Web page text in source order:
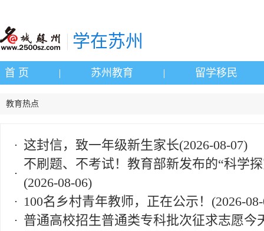
学在苏州
首 页 苏州教育 留学移民
教育热点
这封信，致一年级新生家长(2026-08-07)
不刷题、不考试！教育部新发布的“科学
(2026-08-06)
100名乡村青年教师，正在公示！ (2026-
普通高校招生普通类专科批次征求志愿今